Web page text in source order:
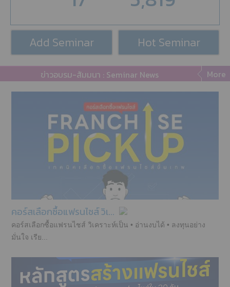
Add Seminar Hot Seminar
ข่าวอบรม-สัมมนา : Seminar News More
คอร์สเลือกซื้อแฟรนไชส์ วิเ...
คอร์สเลือกซื้อแฟรนไชส์ วิเคราะห์เป็น • อ่านงบได้ • ลงทุนอย่าง
มั่นใจ เรีย...